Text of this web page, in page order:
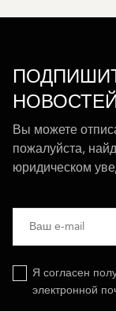
Вы можете
пожалуйста,
юридическом
Я согласен
электронной